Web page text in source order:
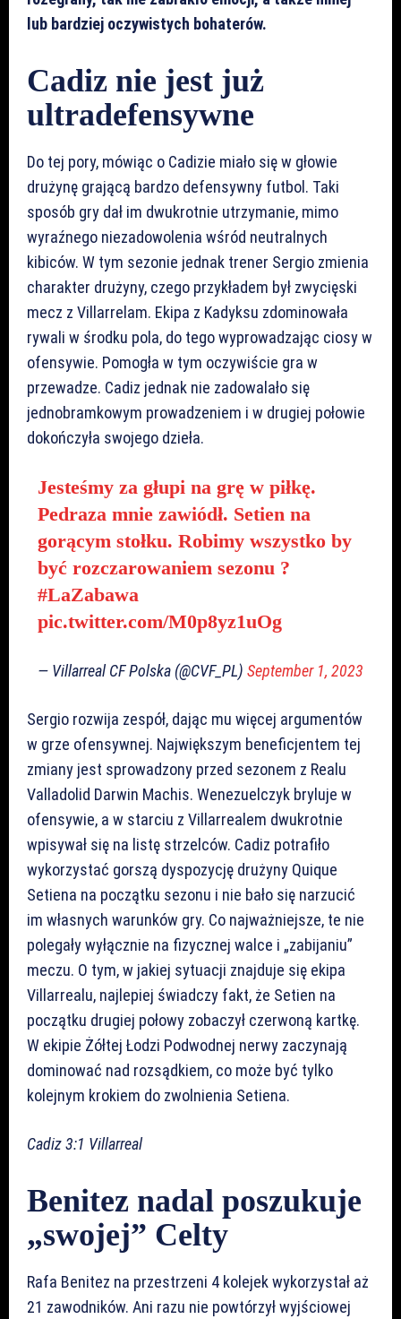
lub bardziej oczywistych bohaterów.
Cadiz nie jest już
ultradefensywne
Do tej pory, mówiąc o Cadizie miało się w głowie
drużynę grającą bardzo defensywny futbol. Taki
sposób gry dał im dwukrotnie utrzymanie, mimo
wyraźnego niezadowolenia wśród neutralnych
kibiców. W tym sezonie jednak trener Sergio zmienia
charakter drużyny, czego przykładem był zwycięski
mecz z Villarrelam. Ekipa z Kadyksu zdominowała
rywali w środku pola, do tego wyprowadzając ciosy w
ofensywie. Pomogła w tym oczywiście gra w
przewadze. Cadiz jednak nie zadowalało się
jednobramkowym prowadzeniem i w drugiej połowie
dokończyła swojego dzieła.
Jesteśmy za głupi na grę w piłkę.
Pedraza mnie zawiódł. Setien na
gorącym stołku. Robimy wszystko by
być rozczarowaniem sezonu ?
#LaZabawa
pic.twitter.com/M0p8yz1uOg
— Villarreal CF Polska (@CVF_PL) September 1, 2023
Sergio rozwija zespół, dając mu więcej argumentów
w grze ofensywnej. Największym beneficjentem tej
zmiany jest sprowadzony przed sezonem z Realu
Valladolid Darwin Machis. Wenezuelczyk bryluje w
ofensywie, a w starciu z Villarrealem dwukrotnie
wpisywał się na listę strzelców. Cadiz potrafiło
wykorzystać gorszą dyspozycję drużyny Quique
Setiena na początku sezonu i nie bało się narzucić
im własnych warunków gry. Co najważniejsze, te nie
polegały wyłącznie na fizycznej walce i „zabijaniu”
meczu. O tym, w jakiej sytuacji znajduje się ekipa
Villarrealu, najlepiej świadczy fakt, że Setien na
początku drugiej połowy zobaczył czerwoną kartkę.
W ekipie Żółtej Łodzi Podwodnej nerwy zaczynają
dominować nad rozsądkiem, co może być tylko
kolejnym krokiem do zwolnienia Setiena.
Cadiz 3:1 Villarreal
Benitez nadal poszukuje
„swojej” Celty
Rafa Benitez na przestrzeni 4 kolejek wykorzystał aż
21 zawodników. Ani razu nie powtórzył wyjściowej